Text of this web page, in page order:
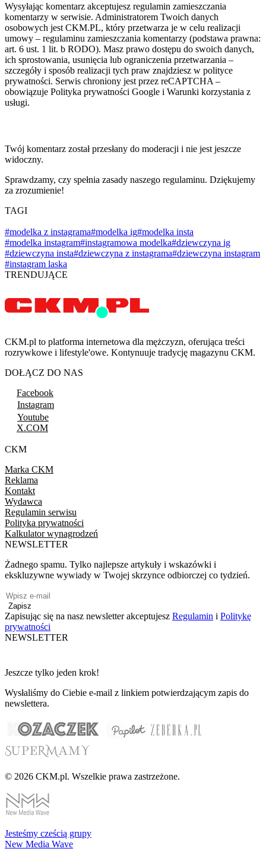
Wysyłając komentarz akceptujesz regulamin zamieszczania
komentarzy w serwisie. Administratorem Twoich danych
osobowych jest CKM.PL, który przetwarza je w celu realizacji
umowy – regulaminu zamieszczania komentarzy (podstawa prawna:
art. 6 ust. 1 lit. b RODO). Masz prawo dostępu do swoich danych,
ich sprostowania, usunięcia lub ograniczenia przetwarzania –
szczegóły i sposób realizacji tych praw znajdziesz w polityce
prywatności. Serwis chroniony jest przez reCAPTCHA –
obowiązuje Polityka prywatności Google i Warunki korzystania z
usługi.
Twój komentarz został przesłany do moderacji i nie jest jeszcze
widoczny.
Sprawdzamy, czy spełnia zasady naszego regulaminu. Dziękujemy
za zrozumienie!
TAGI
#modelka z instagrama#modelka ig#modelka insta
#modelka instagram#instagramowa modelka#dziewczyna ig
#dziewczyna insta#dziewczyna z instagrama#dziewczyna instagram
#instagram laska
TRENDUJĄCE
CKM.pl to platforma internetowa dla mężczyzn, oferująca treści
rozrywkowe i lifestyle'owe. Kontynuuje tradycję magazynu CKM.
DOŁĄCZ DO NAS
Facebook
Instagram
Youtube
X.COM
CKM
Marka CKM
Reklama
Kontakt
Wydawca
Regulamin serwisu
Polityka prywatności
Kalkulator wynagrodzeń
NEWSLETTER
Żadnego spamu. Tylko najlepsze artykuły i wskazówki i
ekskluzywne wywiady w Twojej skrzynce odbiorczej co tydzień.
Zapisz
Zapisując się na nasz newsletter akceptujesz Regulamin i Politykę
prywatności
NEWSLETTER
Jeszcze tylko jeden krok!
Wysłaliśmy do Ciebie e-mail z linkiem potwierdzającym zapis do
newslettera.
© 2026 CKM.pl. Wszelkie prawa zastrzeżone.
Jesteśmy cześcią grupy
New Media Wave